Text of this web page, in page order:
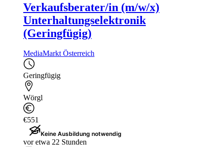
Verkaufsberater/in (m/w/x)
Unterhaltungselektronik
(Geringfügig)
MediaMarkt Österreich
Geringfügig
Wörgl
€551
Keine Ausbildung notwendig
vor etwa 22 Stunden